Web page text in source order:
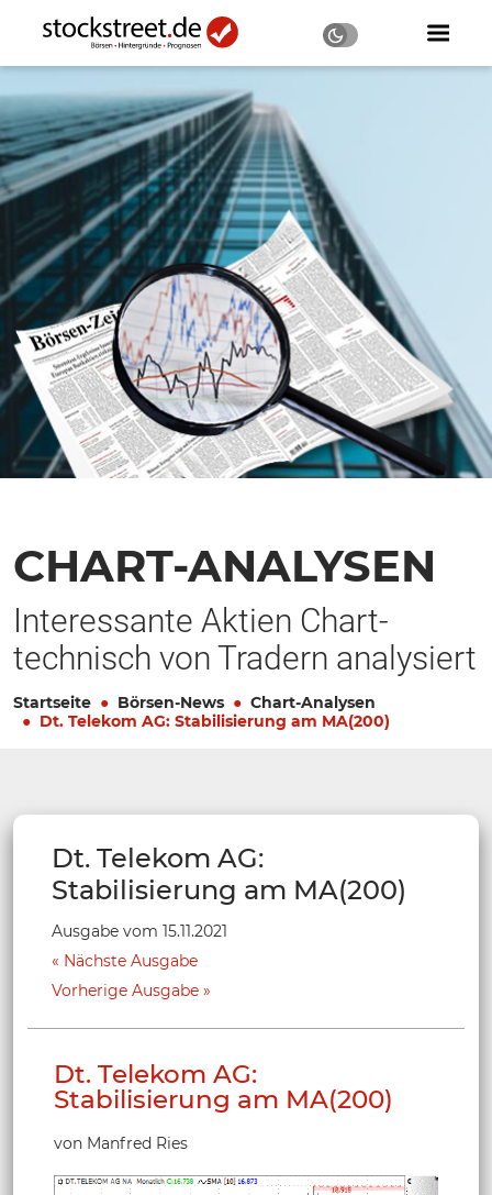
CHART-ANALYSEN
Interessante Aktien Chart-
technisch von Tradern analysiert
Startseite Börsen-News
Chart-Analysen
Dt. Telekom AG: Stabilisierung am MA(200)
Dt. Telekom AG:
Stabilisierung am MA(200)
Ausgabe vom 15.11.2021
Nächste Ausgabe
Vorherige Ausgabe
Dt. Telekom AG:
Stabilisierung am MA(200)
von Manfred Ries